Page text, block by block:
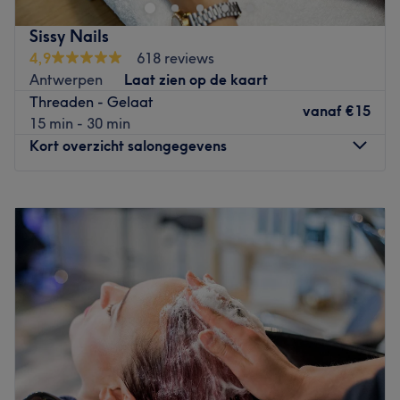
beautifully lifted lashes, our treatments are tailored to
enhance your natural beauty and leave you feeling
confident.
Sissy Nails
4,9
618 reviews
Antwerpen
Laat zien op de kaart
Threaden - Gelaat
15 min - 30 min
vanaf €15
Kort overzicht salongegevens
Dinsdag
–19:00
Woensdag
10:00 –19:00
Donderdag
Vrijdag
Zaterdag
–19:00
Zondag
Gesloten
Welkom bij Sissy Nails in Antwerpen. Je kunt hier terecht
voor verschillende behandelingen. Tijdens de